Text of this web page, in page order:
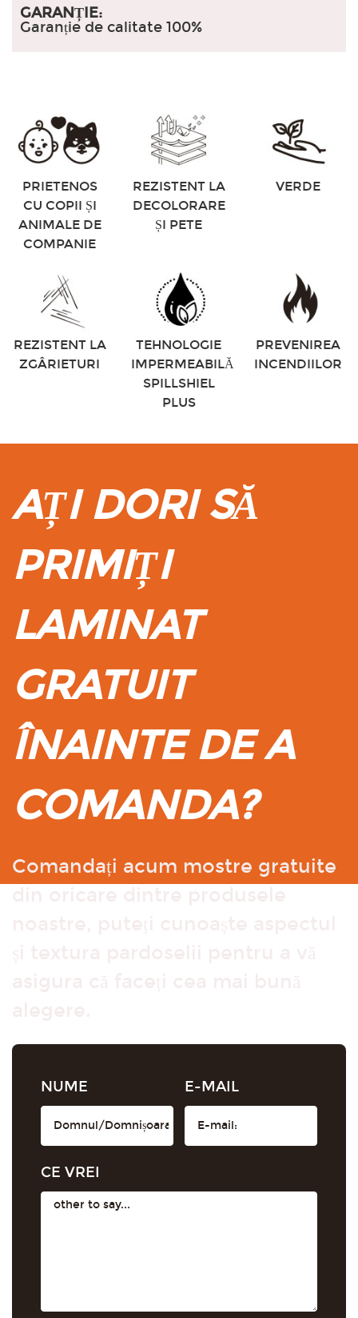
GARANȚIE:
Garanție de calitate 100%
PRIETENOS
CU COPII ȘI
ANIMALE DE
COMPANIE
REZISTENT LA
DECOLORARE
ȘI PETE
VERDE
REZISTENT LA
ZGÂRIETURI
TEHNOLOGIE
IMPERMEABILĂ
SPILLSHIEL
PLUS
PREVENIREA
INCENDIILOR
AȚI DORI SĂ
PRIMIȚI
LAMINAT
GRATUIT
ÎNAINTE DE A
COMANDA?
Comandați acum mostre gratuite
NUME E-MAIL
CE VREI